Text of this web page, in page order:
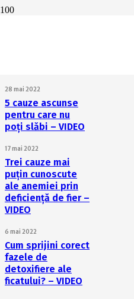
28 mai 2022
5 cauze ascunse
pentru care nu
poți slăbi – VIDEO
17 mai 2022
Trei cauze mai
puțin cunoscute
ale anemiei prin
deficiență de fier –
VIDEO
6 mai 2022
Cum sprijini corect
fazele de
detoxifiere ale
ficatului? – VIDEO